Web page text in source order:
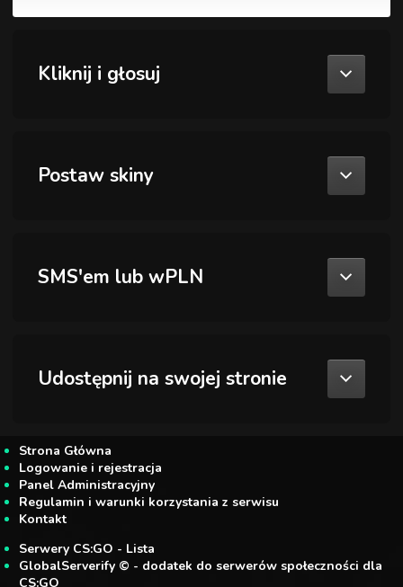
Kliknij i głosuj
Postaw skiny
SMS'em lub wPLN
Udostępnij na swojej stronie
Strona Główna
Logowanie i rejestracja
Panel Administracyjny
Regulamin i warunki korzystania z serwisu
Kontakt
Serwery CS:GO - Lista
GlobalServerify © - dodatek do serwerów społeczności dla
CS:GO